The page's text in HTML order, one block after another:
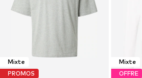
Mixte
PROMOS
Mixte
OFFRE